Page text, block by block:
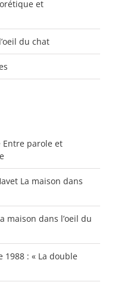
et
du chat
Entre parole et
La maison dans
maison dans l’oeil du
1988 : « La double